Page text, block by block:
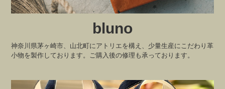
bluno
神奈川県茅ヶ崎市、山北町にアトリエを構え、少量生産にこだわり革
小物を製作しております。ご購入後の修理も承っております。